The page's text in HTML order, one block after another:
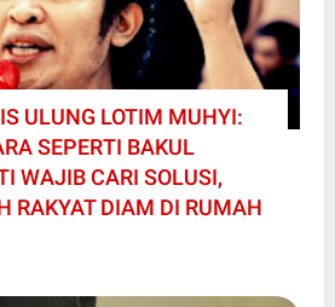
ULUNG LOTIM MUHYI:
SEPERTI BAKUL
WAJIB CARI SOLUSI,
RAKYAT DIAM DI RUMAH